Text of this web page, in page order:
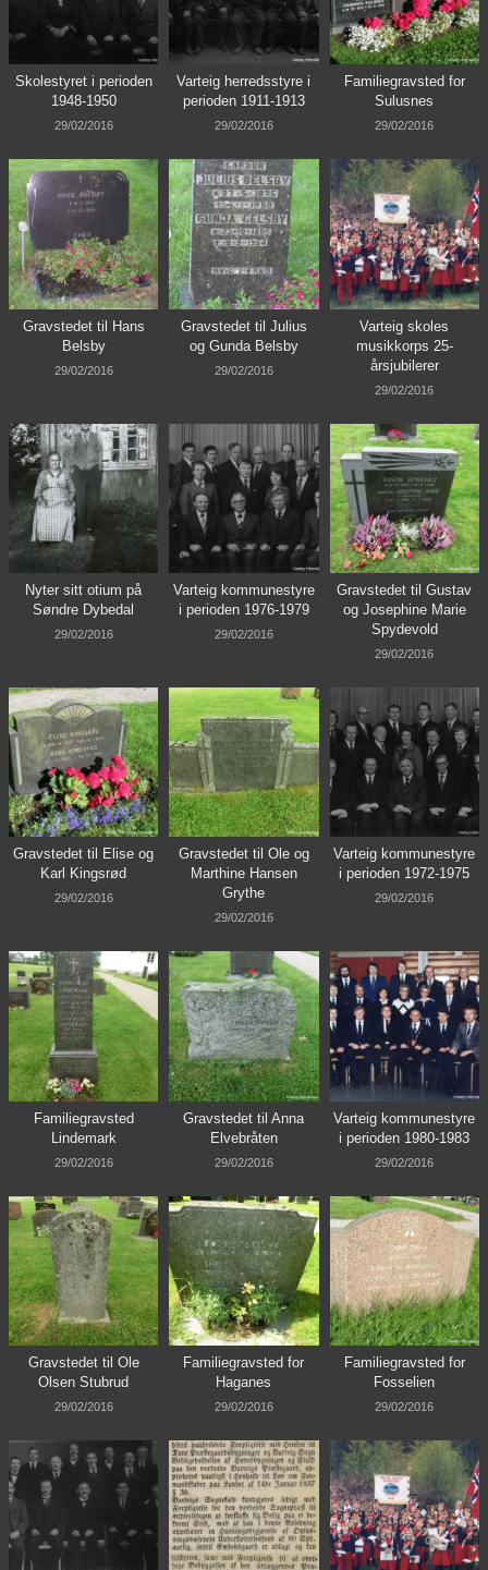
Skolestyret i perioden
1948-1950
29/02/2016
Varteig herredsstyre i
perioden 1911-1913
29/02/2016
Familiegravsted for
Sulusnes
29/02/2016
Gravstedet til Hans
Belsby
29/02/2016
Gravstedet til Julius
og Gunda Belsby
29/02/2016
Varteig skoles
musikkorps 25-
årsjubilerer
29/02/2016
Nyter sitt otium på
Søndre Dybedal
29/02/2016
Varteig kommunestyre
i perioden 1976-1979
29/02/2016
Gravstedet til Gustav
og Josephine Marie
Spydevold
29/02/2016
Gravstedet til Elise og
Karl Kingsrød
29/02/2016
Gravstedet til Ole og
Marthine Hansen
Grythe
29/02/2016
Varteig kommunestyre
i perioden 1972-1975
29/02/2016
Familiegravsted
Lindemark
29/02/2016
Gravstedet til Anna
Elvebråten
29/02/2016
Varteig kommunestyre
i perioden 1980-1983
29/02/2016
Gravstedet til Ole
Olsen Stubrud
29/02/2016
Familiegravsted for
Haganes
29/02/2016
Familiegravsted for
Fosselien
29/02/2016